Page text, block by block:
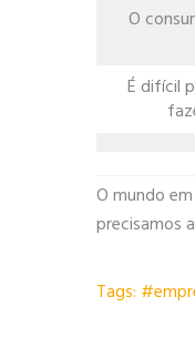
O
É difícil
O mundo
precisamos
Tags: